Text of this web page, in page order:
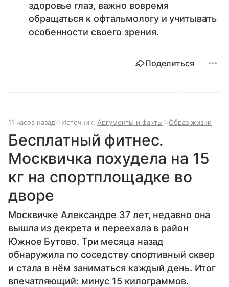
здоровье глаз, важно вовремя
обращаться к офтальмологу и учитывать
особенности своего зрения.
Поделиться
11 часов назад Источник: Аргументы и факты Образ жизни
Бесплатный фитнес.
Москвичка похудела на 15
кг на спортплощадке во
дворе
Москвичке Александре 37 лет, недавно она
вышла из декрета и переехала в район
Южное Бутово. Три месяца назад
обнаружила по соседству спортивный сквер
и стала в нём заниматься каждый день. Итог
впечатляющий: минус 15 килограммов.